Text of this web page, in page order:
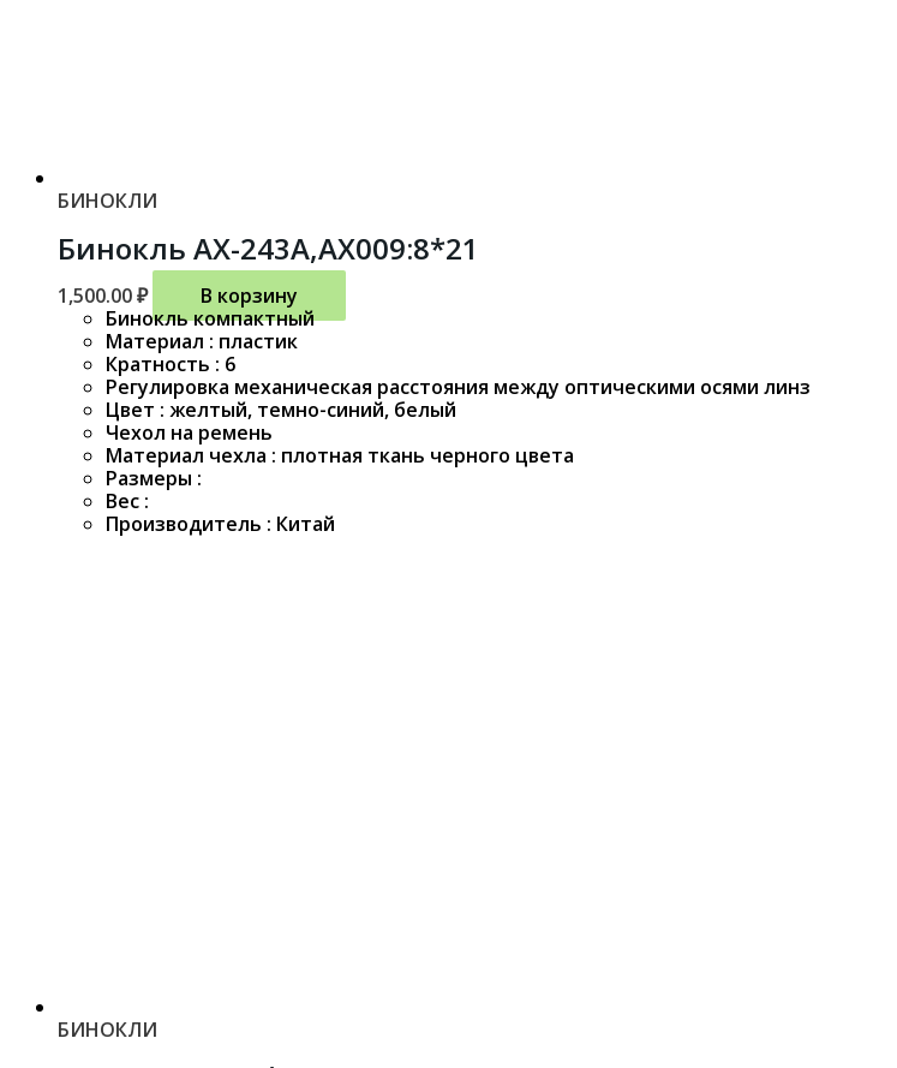
БИНОКЛИ
Бинокль AX-243A,AX009:8*21
1,500.00₽
В корзину
Бинокль компактный
Материал : пластик
Кратность : 6
Регулировка механическая расстояния между оптическими осями линз
Цвет : желтый, темно-синий, белый
Чехол на ремень
Материал чехла : плотная ткань черного цвета
Размеры :
Вес :
Производитель : Китай
БИНОКЛИ